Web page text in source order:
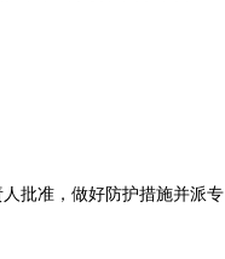
批准，做好防护措施并派专